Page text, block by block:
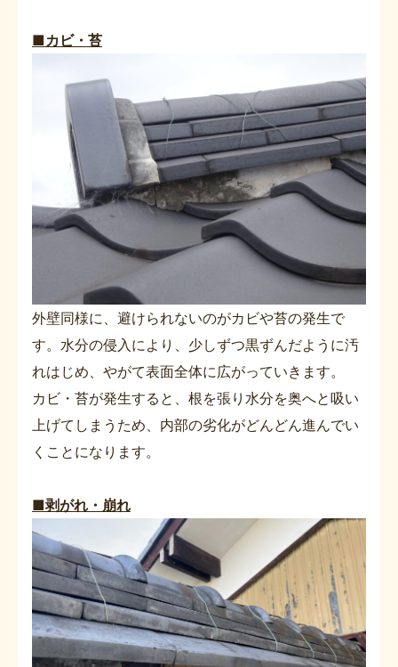
■カビ・苔
外壁同様に、避けられないのがカビや苔の発生で
す。水分の侵入により、少しずつ黒ずんだように汚
れはじめ、やがて表面全体に広がっていきます。
カビ・苔が発生すると、根を張り水分を奥へと吸い
上げてしまうため、内部の劣化がどんどん進んでい
くことになります。
■剥がれ・崩れ